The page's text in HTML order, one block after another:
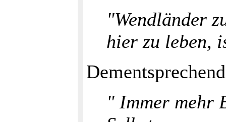
"Wendländer
hier zu leben,
" Immer mehr